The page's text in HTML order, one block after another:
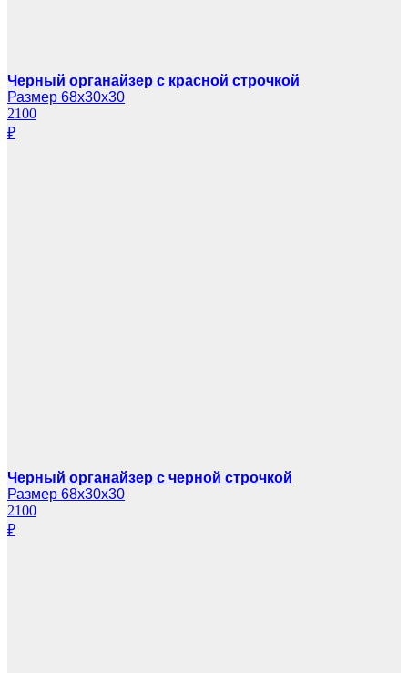
Черный органайзер с красной строчкой
Размер 68х30х30
2100
₽
Черный органайзер с черной строчкой
Размер 68х30х30
2100
₽